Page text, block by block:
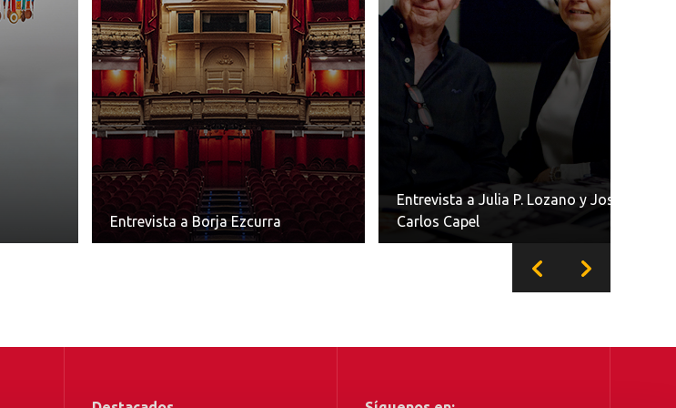
Entrevista a Borja Ezcurra
Entrevista a Julia P. Lozano y José
Carlos Capel